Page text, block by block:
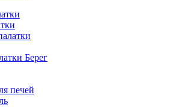
Берег
печей